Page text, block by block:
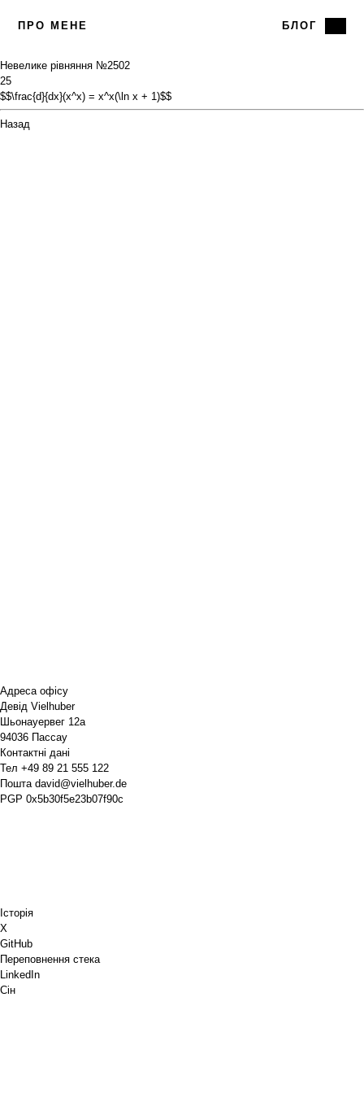
ПРО МЕНЕ БЛОГ
Невелике рівняння №2502
25
$$\frac{d}{dx}(x^x) = x^x(\ln x + 1)$$
Назад
Адреса офісу
Девід Vielhuber
Шьонауервег 12a
94036 Пассау
Контактні дані
Тел +49 89 21 555 122
Пошта david@vielhuber.de
PGP 0x5b30f5e23b07f90c
Історія
X
GitHub
Переповнення стека
LinkedIn
Сін